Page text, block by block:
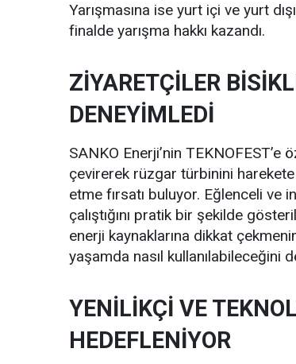
Yarışmasına ise yurt içi ve yurt
finalde yarışma hakkı kazandı.
ZİYARETÇİLER
DENEYİMLEDİ
SANKO Enerji’nin
çevirerek rüzgar türbinini
etme fırsatı buluyor. Eğlenceli ve
çalıştığını pratik bir şekilde
enerji kaynaklarına dikkat
yaşamda nasıl kullanılabileceğini
YENİLİKÇİ VE
HEDEFLENİYOR